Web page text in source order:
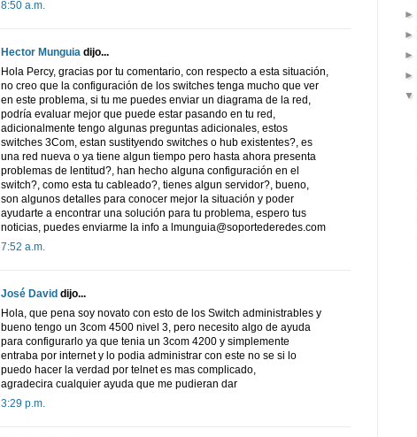
8:50 a.m.
Hector Munguia dijo...
Hola Percy, gracias por tu comentario, con respecto a esta situación,
no creo que la configuración de los switches tenga mucho que ver
en este problema, si tu me puedes enviar un diagrama de la red,
podría evaluar mejor que puede estar pasando en tu red,
adicionalmente tengo algunas preguntas adicionales, estos
switches 3Com, estan sustityendo switches o hub existentes?, es
una red nueva o ya tiene algun tiempo pero hasta ahora presenta
problemas de lentitud?, han hecho alguna configuración en el
switch?, como esta tu cableado?, tienes algun servidor?, bueno,
son algunos detalles para conocer mejor la situación y poder
ayudarte a encontrar una solución para tu problema, espero tus
noticias, puedes enviarme la info a lmunguia@soportederedes.com
7:52 a.m.
José David dijo...
Hola, que pena soy novato con esto de los Switch administrables y
bueno tengo un 3com 4500 nivel 3, pero necesito algo de ayuda
para configurarlo ya que tenia un 3com 4200 y simplemente
entraba por internet y lo podia administrar con este no se si lo
puedo hacer la verdad por telnet es mas complicado,
agradecira cualquier ayuda que me pudieran dar
3:29 p.m.
►
►
►
►
▼